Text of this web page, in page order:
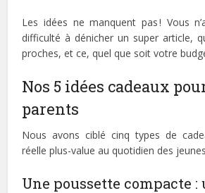
Les idées ne manquent pas ! Vous
difficulté à dénicher un super article,
proches, et ce, quel que soit votre
Nos 5 idées cadeaux
parents
Nous avons ciblé cinq types de
réelle plus-value au quotidien des
Une poussette compacte :